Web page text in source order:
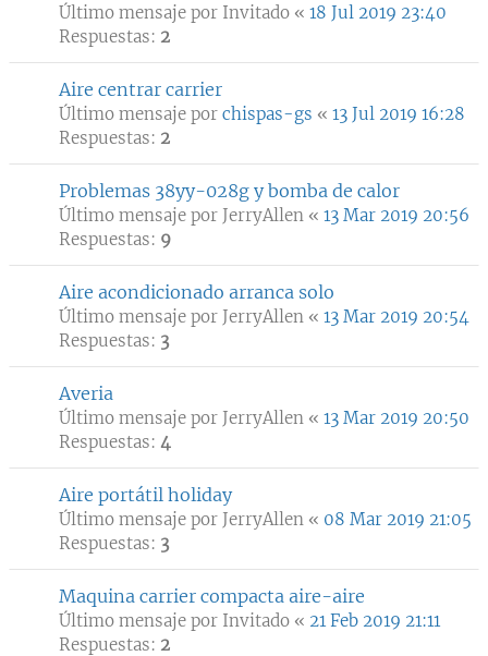
Último mensaje por Invitado « 18 Jul 2019 23:40
Respuestas: 2
Aire centrar carrier
Último mensaje por chispas-gs « 13 Jul 2019 16:28
Respuestas: 2
Problemas 38yy-028g y bomba de calor
Último mensaje por JerryAllen « 13 Mar 2019 20:56
Respuestas: 9
Aire acondicionado arranca solo
Último mensaje por JerryAllen « 13 Mar 2019 20:54
Respuestas: 3
Averia
Último mensaje por JerryAllen « 13 Mar 2019 20:50
Respuestas: 4
Aire portátil holiday
Último mensaje por JerryAllen « 08 Mar 2019 21:05
Respuestas: 3
Maquina carrier compacta aire-aire
Último mensaje por Invitado « 21 Feb 2019 21:11
Respuestas: 2